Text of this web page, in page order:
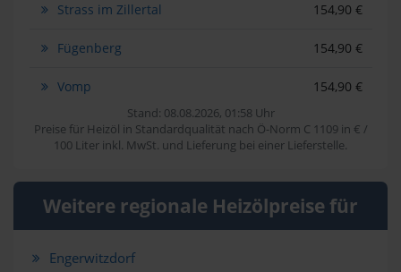
Strass im Zillertal 154,90 €
Fügenberg 154,90 €
Vomp 154,90 €
Stand: 08.08.2026, 01:58 Uhr
Preise für Heizöl in Standardqualität nach Ö-Norm C 1109 in € /
100 Liter inkl. MwSt. und Lieferung bei einer Lieferstelle.
Weitere regionale Heizölpreise für
Engerwitzdorf